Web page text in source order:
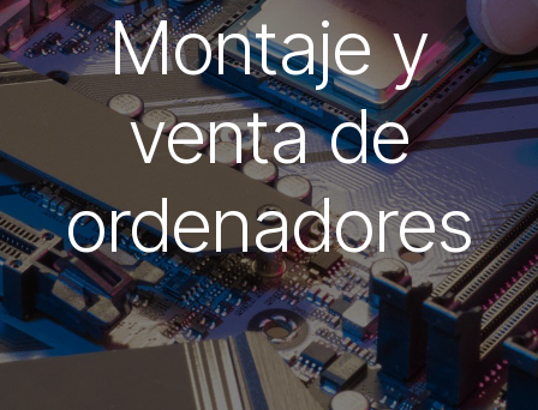
Montaje y
venta de
ordenadores